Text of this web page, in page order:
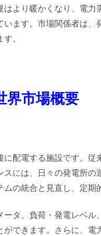
より暖かくなり、電
ます。市場関係者は
。
界市場概要
配電する施設です。
には、日々の発電所
の統合と見直し、定期
タ、負荷・発電レベ
できます。さらに、